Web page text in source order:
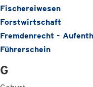
Fischereiwesen
Forstwirtschaft
Fremdenrecht -
Führerschein
G